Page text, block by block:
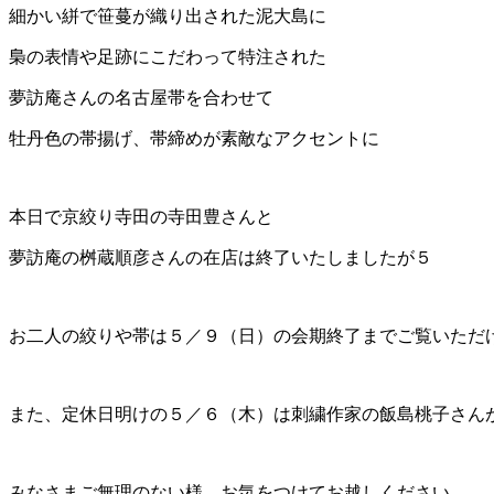
細かい絣で笹蔓が織り出された泥大島に
梟の表情や足跡にこだわって特注された
夢訪庵さんの名古屋帯を合わせて
牡丹色の帯揚げ、帯締めが素敵なアクセントに
本日で京絞り寺田の寺田豊さんと
夢訪庵の桝蔵順彦さんの在店は終了いたしましたが５
お二人の絞りや帯は５／９（日）の会期終了までご覧いただ
また、定休日明けの５／６（木）は刺繍作家の飯島桃子さん